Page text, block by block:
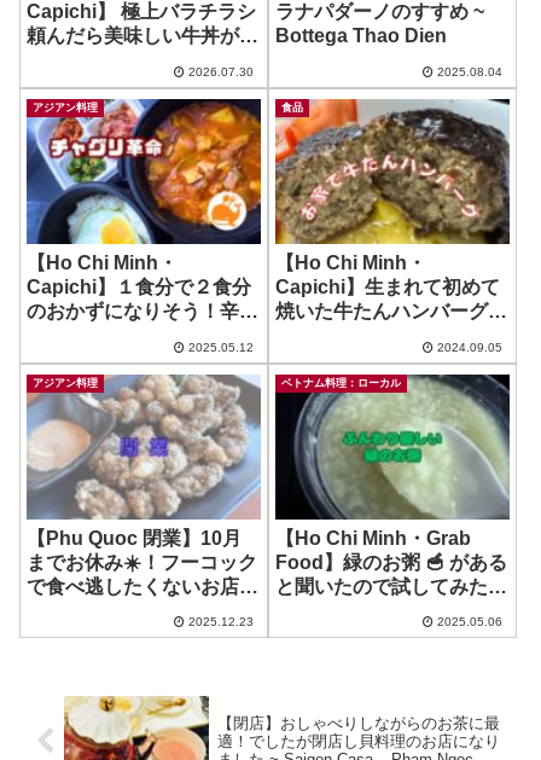
Capichi】 極上バラチラシ
頼んだら美味しい牛丼がつ
Kizuna Sushi Deli
2026.07.30
ラナパダーノのすすめ ~
Bottega Thao Dien
2025.08.04
アジアン料理
【Ho Chi Minh・
Capichi】１食分で２食分
のおかずになりそう！辛旨
2025.05.12
食品
【Ho Chi Minh・
Capichi】生まれて初めて
焼いた牛たんハンバーグは
村屋さんの牛たんハンバー
グの種！
2024.09.05
アジアン料理
【Phu Quoc 閉業】10月
までお休み☀️！フーコック
で食べ逃したくないお店の
Food
2025.12.23
ベトナム料理：ローカル
【Ho Chi Minh・Grab
Food】緑のお粥 🥣 がある
と聞いたので試してみた
Xanh
2025.05.06
【閉店】おしゃべりしながらのお茶に最
適！でしたが閉店し貝料理のお店になり